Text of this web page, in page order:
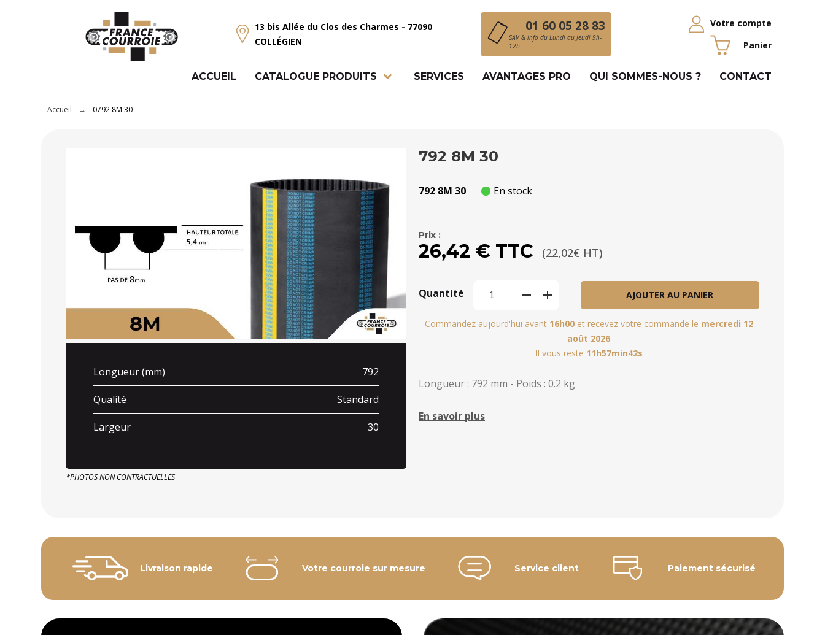
13 bis Allée du Clos des Charmes - 77090
COLLÉGIEN
01 60 05 28 83
SAV & info du Lundi au Jeudi 9h-
12h
Votre compte
Panier
ACCUEIL CATALOGUE PRODUITS SERVICES AVANTAGES PRO QUI SOMMES-NOUS ? CONTACT
Accueil 0792 8M 30
Longueur (mm) 792
Qualité Standard
Largeur 30
*PHOTOS NON CONTRACTUELLES
792 8M 30
792 8M 30 En stock
Prix :
26,42 € TTC (22,02€ HT)
Quantité AJOUTER AU PANIER
Commandez aujourd'hui avant 16h00et recevez votre commande le mercredi 12
août 2026
Il vous reste 11h57min40s
Longueur : 792 mm - Poids : 0.2 kg
En savoir plus
Livraison rapide Votre courroie sur mesure Service client Paiement sécurisé